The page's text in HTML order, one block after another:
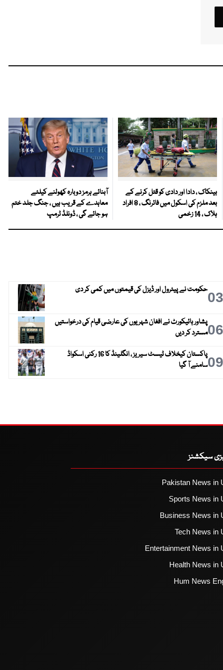
بینکاک ، دادا اور دادی کو قتل کرنے کے
بعد ملزم کی اسکول میں فائرنگ ، 8 افراد
ہلاک ، 14 زخمی
آبنائے ہرمز دوبارہ کھولنے کیلئے
معاہدے کے قریب ہیں ، جنگ جلد ختم
ہو جائے گی ، ڈونلڈ ٹرمپ
03حکومت نے پیٹرول اور ڈیزل کی قیمتوں میں کمی کر دی
06پشاور ہائیکورٹ نے افغان شہریوں کی عارضی قیام کی درخواستیں
مسترد کر دیں
09
پاکستان کیخلاف ٹیسٹ سیریز ، انگلینڈ کا 16 رکنی اسکواڈ
سامنے آ گیا
سیکشنز
Pakistan News in
Sports News in
Business News in
Tech News in
Entertainment News in
Health News in
Hum News